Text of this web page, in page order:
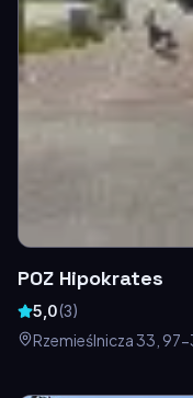
POZ Hipokrates
5,0(3)
Rzemieślnicza 33,